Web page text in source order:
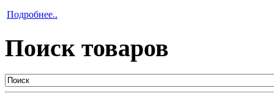
Подробнее..
Поиск товаров